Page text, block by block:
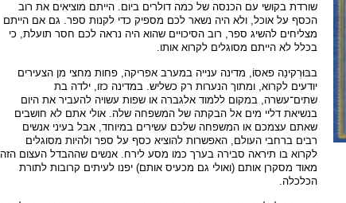
שורדת בקושי עם הכנסה של כמה דולרים ביום. הייתם מוציאים את רוב
הכסף על אוכל, ולא היה נשאר לכם מספיק כדי לקנות ספר. גם אם הייתם
מצליחים להשיג ספר, רוב הסיכויים שהוא היה נראה לכם חסר תועלת, כי
בכלל לא הייתם מסוגלים לקרוא אותו.
בבּוּרְקינַה פאסוֹ, מדינה ענייה במערב אפריקה, פחות מחצי מן הצעירים
יודעים לקרוא, ומתוך הנערות רק כשליש. במדינה כזו, ילדה בת
שתים־עשרה, במקום ללמוד אלגברה או שפות עשויה להעביר את היום
בנשיאת דליי מים אל הבקתה של המשפחה שלה. אולי אתם לא חושבים
שאתם עצמכם או המשפחה שלכם עשירים במיוחד, אבל בעיני אנשים
רבים ברחבי העולם, האפשרות להוציא כסף על ספר ולהיות מסוגלים
לקרוא בו תיראה סבירה בערך כמו מסע לירח. אנשים שההבדל העצום הזה
מאוד מסקרן אותם (ואולי גם מכעיס אותם) יפנו לעיתים קרובות לתורת
הכלכלה.